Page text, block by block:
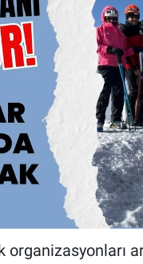
organizasyonları